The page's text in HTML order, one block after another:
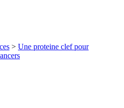
> Une proteine clef pour